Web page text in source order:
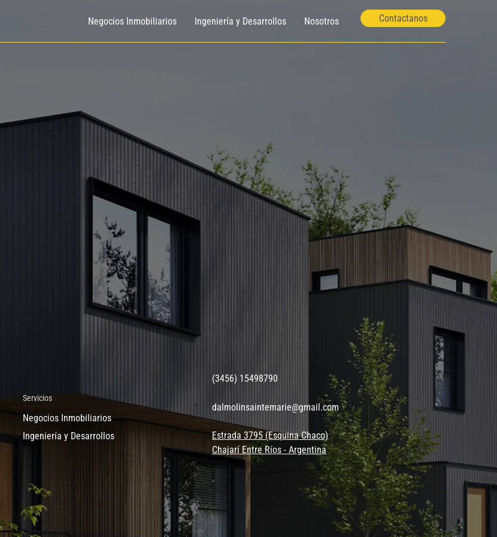
Negocios Inmobiliarios Ingeniería y Desarrollos Nosotros Contactanos
Servicios
Negocios Inmobiliarios
Ingeniería y Desarrollos
(3456) 15498790
dalmolinsaintemarie@gmail.com
Estrada 3795 (Esquina Chaco)
Chajarí Entre Ríos - Argentina